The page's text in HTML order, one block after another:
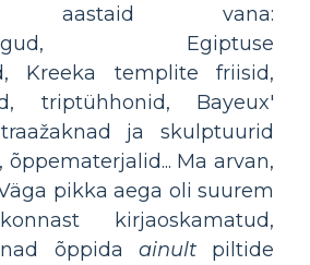
aastaid vana:
Egiptuse
Kreeka templite friisid,
triptühhonid, Bayeux'
ja skulptuurid
õppematerjalid... Ma arvan,
pikka aega oli suurem
kirjaoskamatud,
õppida ainultpiltide